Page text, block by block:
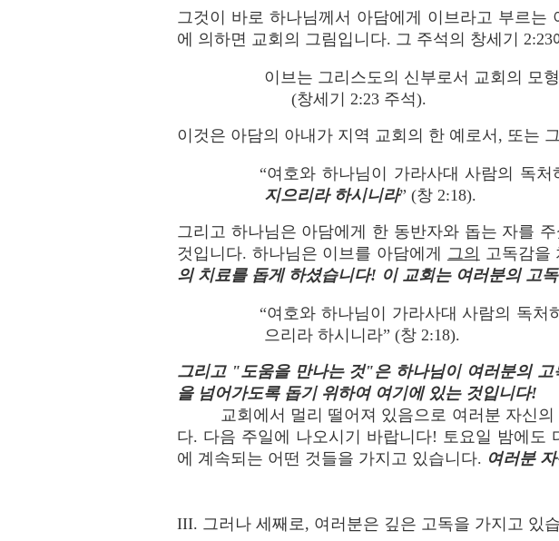
그것이 바로 하나님께서 아담에게 이브라고 부르
에 의하면 교회의 그림입니다. 그 주석의 창세기 2:23
이브는 그리스도의 신부로서 교회의 모형
(창세기 2:23 주석).
이것은 아담의 아내가 지역 교회의 한 예로서, 또는
“여호와 하나님이 가라사대 사람의 독
지으리라 하시니라” (창 2:18).
그리고 하나님은 아담에게 한 동반자와 돕는 자를
것입니다. 하나님은 이브를 아담에게 그의 고독감을
의 치료를 돕게 하셨습니다! 이 교회는 여러분의 고
“여호와 하나님이 가라사대 사람의 독
으리라 하시니라” (창 2:18).
그리고 "도움을 만나는 것"은 하나님이 여러분의
을 넘어가도록 돕기 위하여 여기에 있는 것입니다!
교회에서 멀리 떨어져 있음으로 여러분 자신
다. 다음 주일에 나오시기 바랍니다! 토요일 밤에
에 계속되는 어떤 것들을 가지고 있습니다. 여러분
III. 그러나 세째로, 여러분은 깊은 고독을 가지고 있